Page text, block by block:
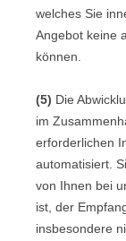
welches Sie
Angebot keine
können.
(5) Die
im
erforderlichen
automatisiert.
von Ihnen bei
ist, der
insbesondere